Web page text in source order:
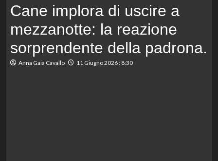
Cane implora di uscire a
mezzanotte: la reazione
sorprendente della padrona.
Anna Gaia Cavallo 11 Giugno 2026 : 8:30